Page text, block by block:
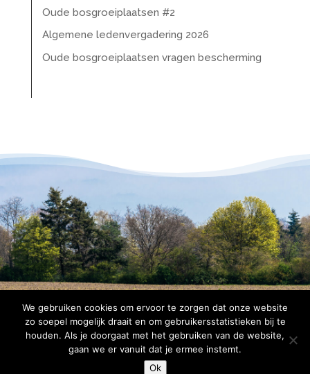
Oude bosgroeiplaatsen #2
Algemene ledenvergadering 2026
Oude bosgroeiplaatsen vragen bescherming
© 2026 Copyright Bomenbelang Bronckhorst |
|Privacyverklaring
We gebruiken cookies om ervoor te zorgen dat onze website
zo soepel mogelijk draait en om gebruikersstatistieken bij te
houden. Als je doorgaat met het gebruiken van de website,
gaan we er vanuit dat je ermee instemt.
Ok